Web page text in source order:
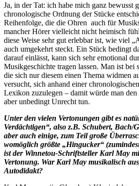
Ja, in der Tat: ich habe mich ganz bewusst
chronologische Ordnung der Stücke
Reihenfolge, die die Ohren auch für
mancher Hörer vielleicht nicht heimisch
diese Weise sehr gut erlebbar ist, wie viel
auch umgekehrt steckt. Ein Stück bedingt
darauf einlässt, kann sich sehr emotional
Musikgeschichte tragen lassen. Man ist bei
die sich nur diesem einen Thema widmen
versucht, sich anhand einer
Lexikon zuzulegen – damit würde man
aber unbedingt Unrecht tun.
Unter den vielen Vertonungen gibt es
Verdächtigen“, also z.B. Schubert, Bach/
aber auch einige, zum Teil große
womöglich größte „Hingucker“
ist der Winnetou-Schriftsteller Karl May
Vertonung. War Karl May musikalisch
Autodidakt?